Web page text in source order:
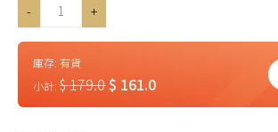
-
+
庫存: 有貨
小計: $ 179.0$ 161.0